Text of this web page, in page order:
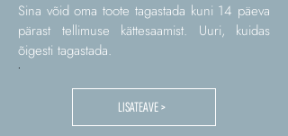
Sina võid oma toote tagastada kuni 14 päeva
pärast tellimuse kättesaamist. Uuri, kuidas
õigesti tagastada.
LISATEAVE >